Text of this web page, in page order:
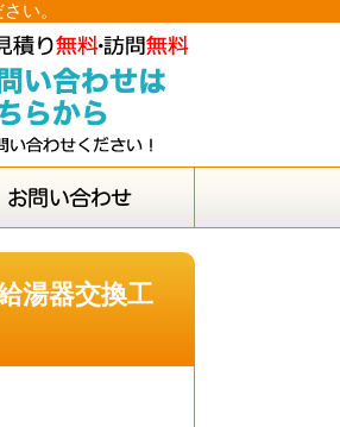
い。
湯器交換工